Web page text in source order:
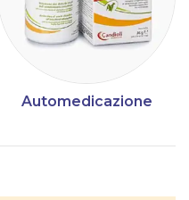
Automedicazione